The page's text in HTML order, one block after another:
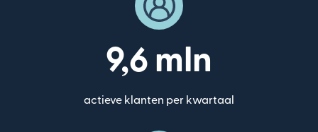
9,6 mln
actieve klanten per kwartaal